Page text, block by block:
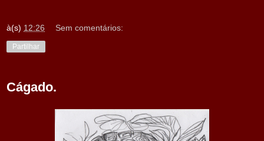
à(s) 12:26 Sem comentários:
Partilhar
Cágado.